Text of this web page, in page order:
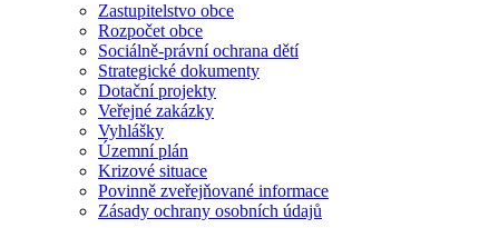
Zastupitelstvo obce
Rozpočet obce
Sociálně-právní ochrana dětí
Strategické dokumenty
Dotační projekty
Veřejné zakázky
Vyhlášky
Územní plán
Krizové situace
Povinně zveřejňované informace
Zásady ochrany osobních údajů